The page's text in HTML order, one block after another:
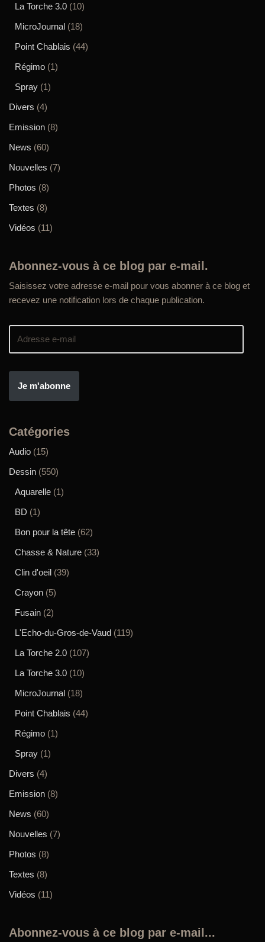
La Torche 3.0 (10)
MicroJournal (18)
Point Chablais (44)
Régimo (1)
Spray (1)
Divers (4)
Emission (8)
News (60)
Nouvelles (7)
Photos (8)
Textes (8)
Vidéos (11)
Abonnez-vous à ce blog par e-mail.
Saisissez votre adresse e-mail pour vous abonner à ce blog et
recevez une notification lors de chaque publication.
Je m'abonne
Catégories
Audio (15)
Dessin (550)
Aquarelle (1)
BD (1)
Bon pour la tête (62)
Chasse & Nature (33)
Clin d'oeil (39)
Crayon (5)
Fusain (2)
L'Echo-du-Gros-de-Vaud (119)
La Torche 2.0 (107)
La Torche 3.0 (10)
MicroJournal (18)
Point Chablais (44)
Régimo (1)
Spray (1)
Divers (4)
Emission (8)
News (60)
Nouvelles (7)
Photos (8)
Textes (8)
Vidéos (11)
Abonnez-vous à ce blog par e-mail...